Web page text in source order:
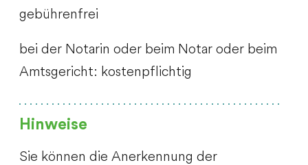
gebührenfrei
bei der Notarin oder beim Notar oder beim
Amtsgericht: kostenpflichtig
Hinweise
Sie können die Anerkennung der